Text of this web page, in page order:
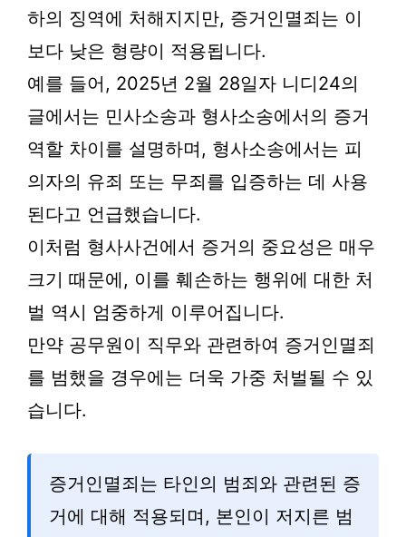
하의 징역에 처해지지만, 증거인멸죄는 이
보다 낮은 형량이 적용됩니다.
예를 들어, 2025년 2월 28일자 니디24의
글에서는 민사소송과 형사소송에서의 증거
역할 차이를 설명하며, 형사소송에서는 피
의자의 유죄 또는 무죄를 입증하는 데 사용
된다고 언급했습니다.
이처럼 형사사건에서 증거의 중요성은 매우
크기 때문에, 이를 훼손하는 행위에 대한 처
벌 역시 엄중하게 이루어집니다.
만약 공무원이 직무와 관련하여 증거인멸죄
를 범했을 경우에는 더욱 가중 처벌될 수 있
습니다.
증거인멸죄는 타인의 범죄와 관련된 증
거에 대해 적용되며, 본인이 저지른 범